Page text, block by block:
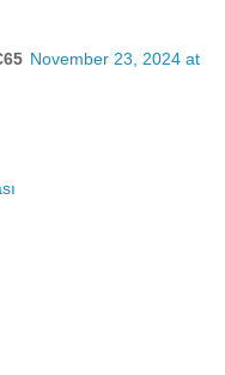
November 23, 2024 at